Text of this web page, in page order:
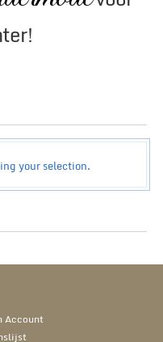
your selection.
Account